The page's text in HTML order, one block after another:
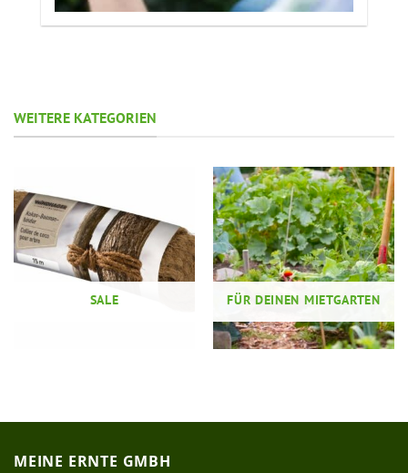
WEITERE KATEGORIEN
SALE FÜR DEINEN MIETGARTEN
MEINE ERNTE GMBH